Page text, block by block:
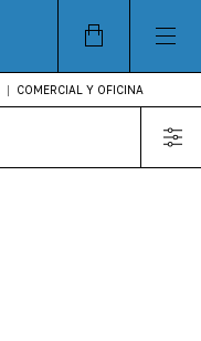
| COMERCIAL Y OFICINA